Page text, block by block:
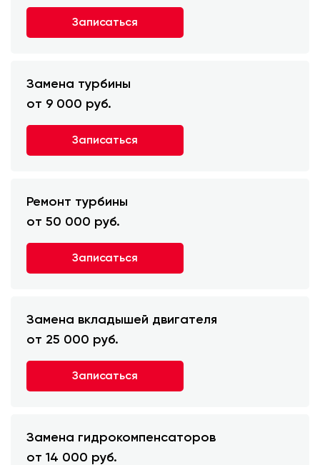
Записаться
Замена турбины
от 9 000 руб.
Записаться
Ремонт турбины
от 50 000 руб.
Записаться
Замена вкладышей двигателя
от 25 000 руб.
Записаться
Замена гидрокомпенсаторов
от 14 000 руб.